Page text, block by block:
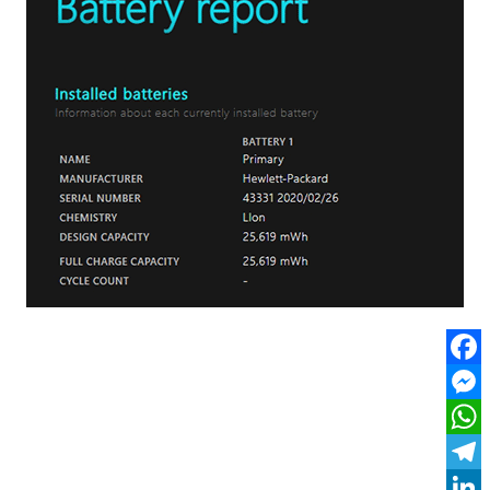
Facebook
Messenger
WhatsApp
Telegram